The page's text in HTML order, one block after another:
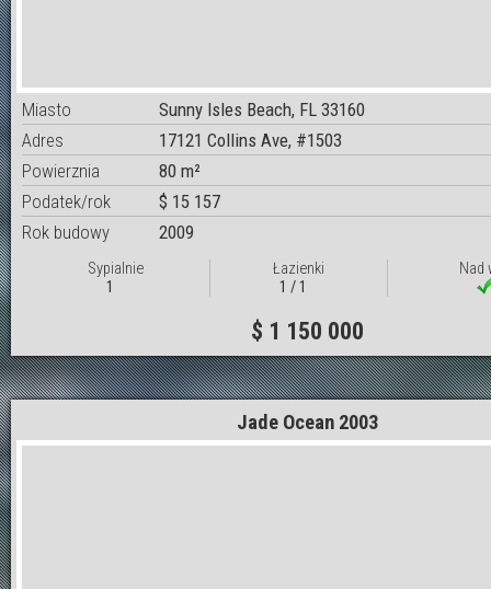
Miasto
Sunny Isles Beach, FL 33160
Adres
17121 Collins Ave, #1503
Powierznia
80 m²
Podatek/rok
$ 15 157
Rok budowy
2009
Sypialnie
1
Łazienki
1 / 1
Nad
$ 1 150 000
Jade Ocean 2003